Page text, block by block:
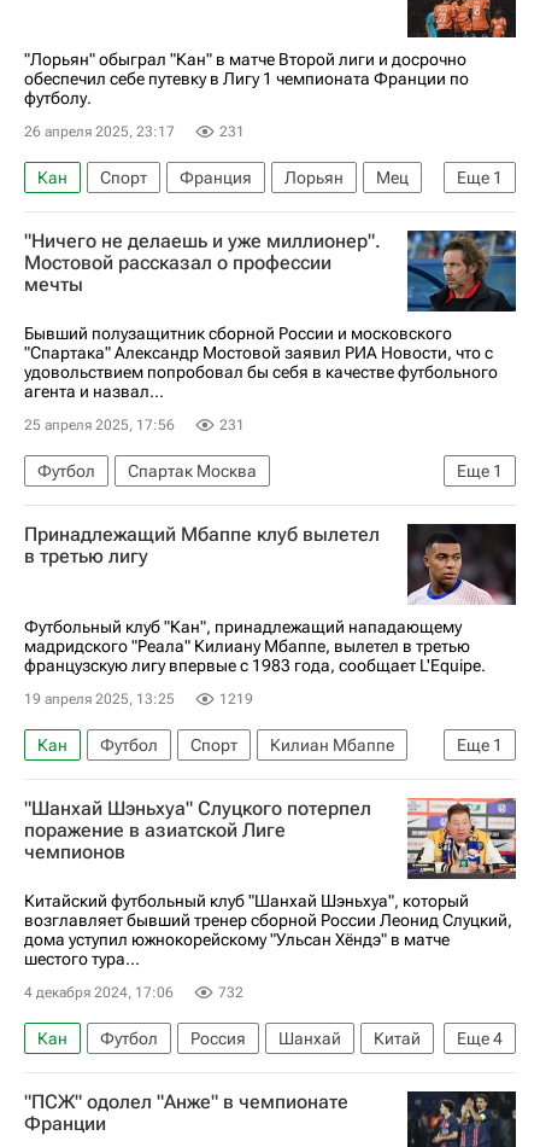
"Лорьян" обыграл "Кан" в матче Второй лиги и досрочно
обеспечил себе путевку в Лигу 1 чемпионата Франции по
футболу.
26 апреля 2025, 23:17 231
Еще 1
Кан Спорт Франция Лорьян
Мец
Футбол
"Ничего не делаешь и уже миллионер".
Мостовой рассказал о профессии
мечты
Бывший полузащитник сборной России и московского
"Спартака" Александр Мостовой заявил РИА Новости, что с
удовольствием попробовал бы себя в качестве футбольного
агента и назвал...
25 апреля 2025, 17:56 231
Еще 1
Футбол
Спартак Москва
Александр Мостовой
Принадлежащий Мбаппе клуб вылетел
в третью лигу
Футбольный клуб "Кан", принадлежащий нападающему
мадридского "Реала" Килиану Мбаппе, вылетел в третью
французскую лигу впервые с 1983 года, сообщает L'Equipe.
19 апреля 2025, 13:25 1219
Еще 1
Кан Футбол Спорт
Килиан Мбаппе
Реал Мадрид
"Шанхай Шэньхуа" Слуцкого потерпел
поражение в азиатской Лиге
чемпионов
Китайский футбольный клуб "Шанхай Шэньхуа", который
возглавляет бывший тренер сборной России Леонид Слуцкий,
дома уступил южнокорейскому "Ульсан Хёндэ" в матче
шестого тура...
4 декабря 2024, 17:06 732
Еще4
Кан Футбол Россия Шанхай
Китай
Шанхай Шэньхуа
Ульсан Хёндэ
Лига чемпионов УЕФА 2026-2027
"ПСЖ" одолел "Анже" в чемпионате
Франции